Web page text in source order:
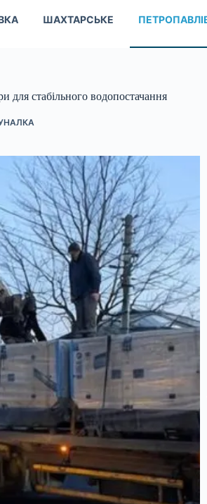
ШАХТАРСЬКЕ
для стабільного водопостачання